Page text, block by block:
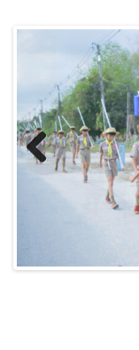
Previous